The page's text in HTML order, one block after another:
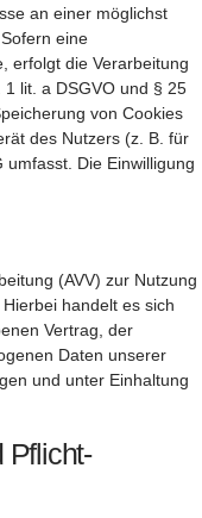
an einer möglichst
eine
erfolgt die Verarbeitung
lit. a DSGVO und § 25
von Cookies
des Nutzers (z. B. für
Die Einwilligung
(AVV) zur Nutzung
handelt es sich
Vertrag, der
Daten unserer
und unter Einhaltung
Pflicht­